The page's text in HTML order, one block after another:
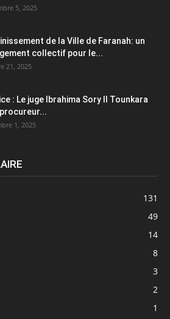
5, 2025
de la Ville de Faranah: un
collectif pour le...
21, 2025
: Le juge Ibrahima Sory II Tounkara
1, 2025
131
49
14
8
3
2
1